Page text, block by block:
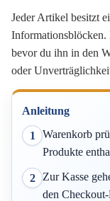
Jeder Artikel besitzt
Informationsblöcken.
bevor du ihn in den
oder
Anleitung
1
Warenkorb
Produkte
2
Zur Kasse
den